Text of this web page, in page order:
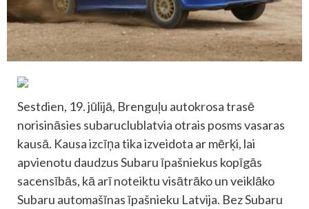
Sestdien, 19. jūlijā, Brenguļu autokrosa trasē
norisināsies subaruclublatvia otrais posms vasaras
kausā. Kausa izcīņa tika izveidota ar mērķi, lai
apvienotu daudzus Subaru īpašniekus kopīgās
sacensībās, kā arī noteiktu visātrāko un veiklāko
Subaru automašīnas īpašnieku Latvija. Bez Subaru